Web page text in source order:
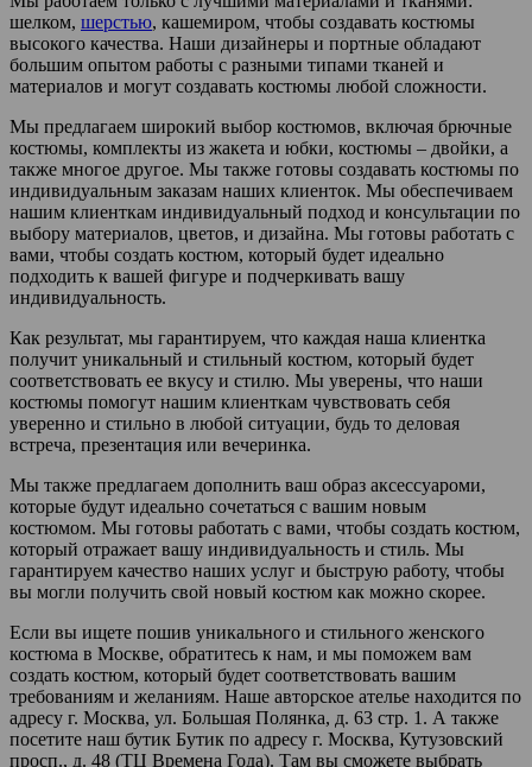
шелком, шерстью, кашемиром, чтобы создавать костюмы
высокого качества. Наши дизайнеры и портные обладают
большим опытом работы с разными типами тканей и
материалов и могут создавать костюмы любой сложности.
Мы предлагаем широкий выбор костюмов, включая брючные
костюмы, комплекты из жакета и юбки, костюмы – двойки, а
также многое другое. Мы также готовы создавать костюмы по
индивидуальным заказам наших клиенток. Мы обеспечиваем
нашим клиенткам индивидуальный подход и консультации по
выбору материалов, цветов, и дизайна. Мы готовы работать с
вами, чтобы создать костюм, который будет идеально
подходить к вашей фигуре и подчеркивать вашу
индивидуальность.
Как результат, мы гарантируем, что каждая наша клиентка
получит уникальный и стильный костюм, который будет
соответствовать ее вкусу и стилю. Мы уверены, что наши
костюмы помогут нашим клиенткам чувствовать себя
уверенно и стильно в любой ситуации, будь то деловая
встреча, презентация или вечеринка.
Мы также предлагаем дополнить ваш образ аксессуароми,
которые будут идеально сочетаться с вашим новым
костюмом. Мы готовы работать с вами, чтобы создать костюм,
который отражает вашу индивидуальность и стиль. Мы
гарантируем качество наших услуг и быструю работу, чтобы
вы могли получить свой новый костюм как можно скорее.
Если вы ищете пошив уникального и стильного женского
костюма в Москве, обратитесь к нам, и мы поможем вам
создать костюм, который будет соответствовать вашим
требованиям и желаниям. Наше авторское ателье находится по
адресу г. Москва, ул. Большая Полянка, д. 63 стр. 1. А также
посетите наш бутик Бутик по адресу г. Москва, Кутузовский
просп., д. 48 (ТЦ Времена Года). Там вы сможете выбрать